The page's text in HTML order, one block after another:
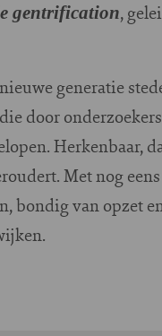
gentrification,
generatie
door
Herkenbaar,
Met nog
bondig van opzet